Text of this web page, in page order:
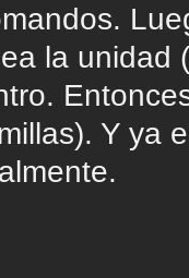
la unidad
Y ya